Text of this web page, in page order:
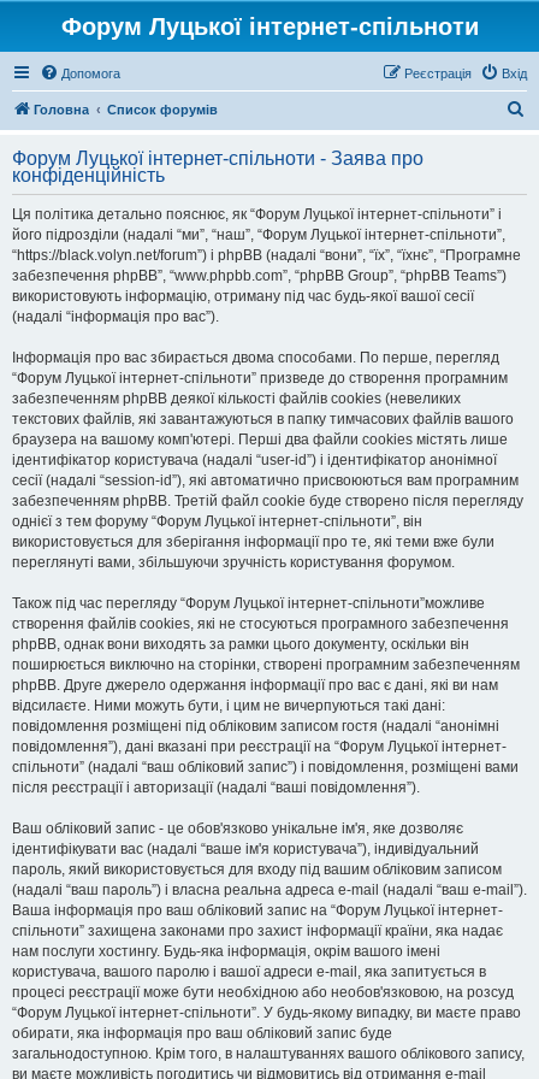
Форум Луцької інтернет-спільноти
Допомога Вхід
Реєстрація
Головна Список форумів
у
Форум Луцької інтернет-спільноти - Заява про
конфіденційність
Ця політика детально пояснює, як “Форум Луцької інтернет-спільноти” і
його підрозділи (надалі “ми”, “наш”, “Форум Луцької інтернет-спільноти”,
“https://black.volyn.net/forum”) і phpBB (надалі “вони”, “їх”, “їхнє”, “Програмне
забезпечення phpBB”, “www.phpbb.com”, “phpBB Group”, “phpBB Teams”)
використовують інформацію, отриману під час будь-якої вашої сесії
(надалі “інформація про вас”).
Інформація про вас збирається двома способами. По перше, перегляд
“Форум Луцької інтернет-спільноти” призведе до створення програмним
забезпеченням phpBB деякої кількості файлів cookies (невеликих
текстових файлів, які завантажуються в папку тимчасових файлів вашого
браузера на вашому комп'ютері. Перші два файли cookies містять лише
ідентифікатор користувача (надалі “user-id”) і ідентифікатор анонімної
сесії (надалі “session-id”), які автоматично присвоюються вам програмним
забезпеченням phpBB. Третій файл cookie буде створено після перегляду
однієї з тем форуму “Форум Луцької інтернет-спільноти”, він
використовується для зберігання інформації про те, які теми вже були
переглянуті вами, збільшуючи зручність користування форумом.
Також під час перегляду “Форум Луцької інтернет-спільноти”можливе
створення файлів cookies, які не стосуються програмного забезпечення
phpBB, однак вони виходять за рамки цього документу, оскільки він
поширюється виключно на сторінки, створені програмним забезпеченням
phpBB. Друге джерело одержання інформації про вас є дані, які ви нам
відсилаєте. Ними можуть бути, і цим не вичерпуються такі дані:
повідомлення розміщені під обліковим записом гостя (надалі “анонімні
повідомлення”), дані вказані при реєстрації на “Форум Луцької інтернет-
спільноти” (надалі “ваш обліковий запис”) і повідомлення, розміщені вами
після реєстрації і авторизації (надалі “ваші повідомлення”).
Ваш обліковий запис - це обов'язково унікальне ім'я, яке дозволяє
ідентифікувати вас (надалі “ваше ім'я користувача”), індивідуальний
пароль, який використовується для входу під вашим обліковим записом
(надалі “ваш пароль”) і власна реальна адреса e-mail (надалі “ваш e-mail”).
Ваша інформація про ваш обліковий запис на “Форум Луцької інтернет-
спільноти” захищена законами про захист інформації країни, яка надає
нам послуги хостингу. Будь-яка інформація, окрім вашого імені
користувача, вашого паролю і вашої адреси e-mail, яка запитується в
процесі реєстрації може бути необхідною або необов'язковою, на розсуд
“Форум Луцької інтернет-спільноти”. У будь-якому випадку, ви маєте право
обирати, яка інформація про ваш обліковий запис буде
загальнодоступною. Крім того, в налаштуваннях вашого облікового запису,
ви маєте можливість погодитись чи відмовитись від отримання e-mail